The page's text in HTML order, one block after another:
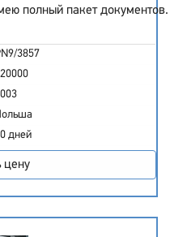
полный пакет документов.
3857
дней
цену